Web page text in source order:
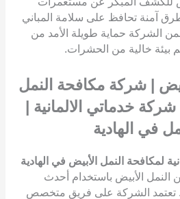
آمنة تحافظ على سلامة المباني
الشركة حماية طويلة الأمد من
بيئة خالية من الحشرات.
| شركة مكافحة النمل
شركة خدماتي الالمانية |
في الهادية
لمكافحة النمل الأبيض في الهادية
الأبيض باستخدام أحدث
تعتمد الشركة على فريق متخصص